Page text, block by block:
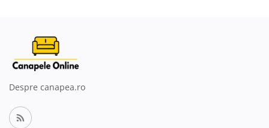
Despre canapea.ro